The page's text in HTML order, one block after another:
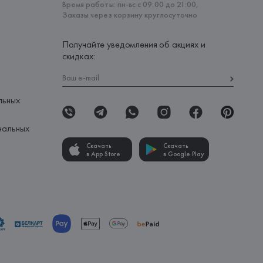
Время работы: пн-вс с 09:00 до 21:00,
Заказы через корзину круглосуточно
Получайте уведомления об акциях и
скидках:
Скачать
в App Store
Скачать
в Google Play